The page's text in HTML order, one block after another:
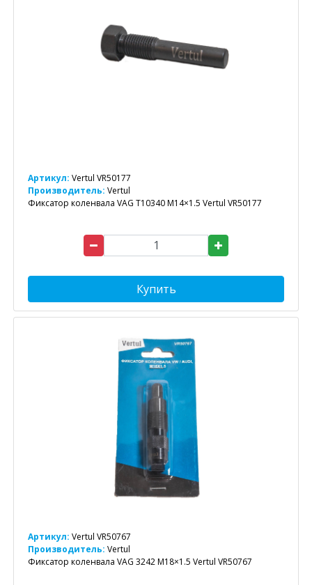
Артикул: Vertul VR50177
Производитель: Vertul
Фиксатор коленвала VAG T10340 M14×1.5 Vertul VR50177
Купить
Артикул: Vertul VR50767
Производитель: Vertul
Фиксатор коленвала VAG 3242 M18×1.5 Vertul VR50767